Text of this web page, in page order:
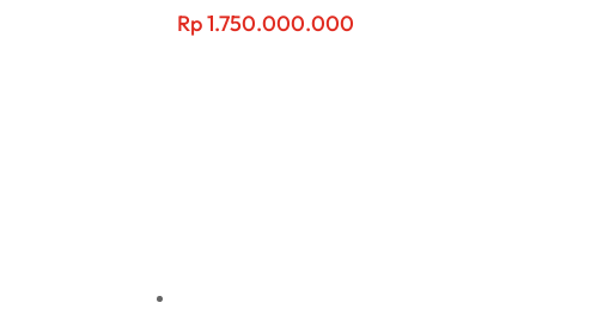
Rp1.750.000.000